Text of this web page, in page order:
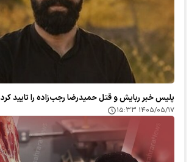
پلیس خبر ربایش و قتل حمیدرضا رجب‌زاده را تایید کرد
۱۴۰۵/۰۵/۱۷ ۱۵:۳۳